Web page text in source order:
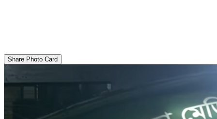
Share Photo Card